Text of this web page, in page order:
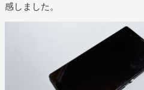
感しました。